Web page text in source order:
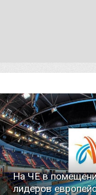
На ЧЕ в
лидеров